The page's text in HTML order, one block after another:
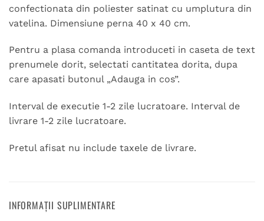
confectionata din poliester satinat cu umplutura din
vatelina. Dimensiune perna 40 x 40 cm.
Pentru a plasa comanda introduceti in caseta de text
prenumele dorit, selectati cantitatea dorita, dupa
care apasati butonul „Adauga in cos”.
Interval de executie 1-2 zile lucratoare. Interval de
livrare 1-2 zile lucratoare.
Pretul afisat nu include taxele de livrare.
INFORMAȚII SUPLIMENTARE